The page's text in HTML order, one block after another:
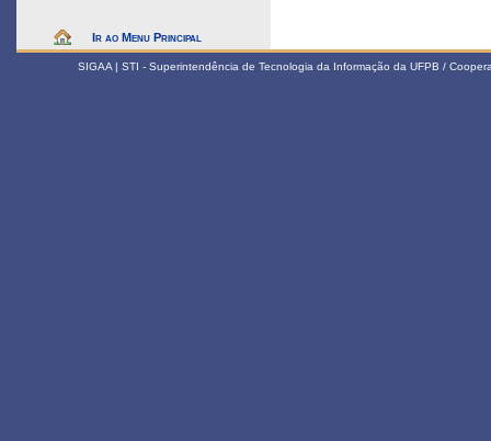
Ir ao Menu Principal
SIGAA | STI - Superintendência de Tecnologia da Informação da UFPB /